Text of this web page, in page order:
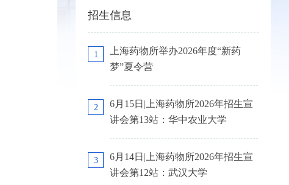
招生信息
1
上海药物所举办2026年度“新药
梦”夏令营
2
6月15日|上海药物所2026年招生宣
讲会第13站：华中农业大学
3
6月14日|上海药物所2026年招生宣
讲会第12站：武汉大学